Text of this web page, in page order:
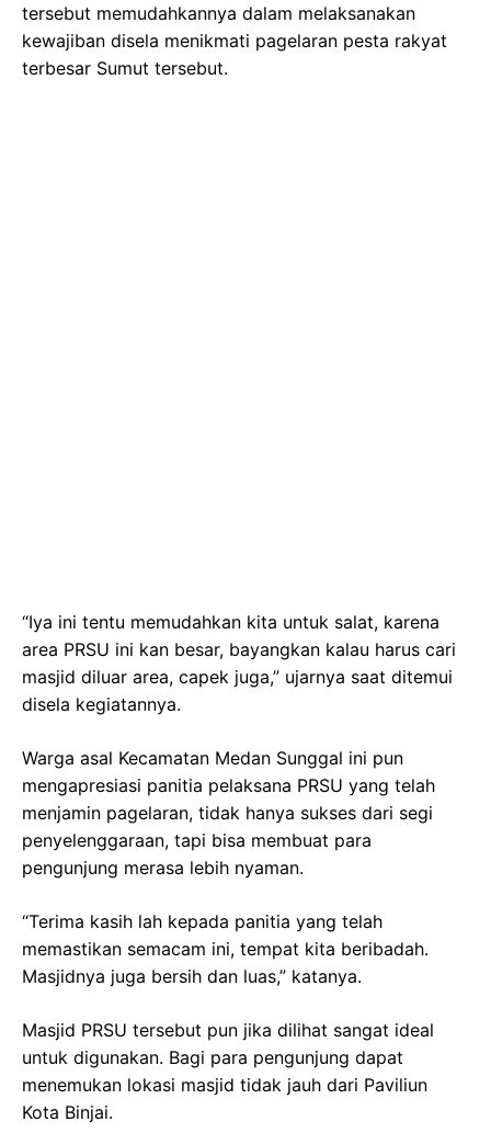
tersebut memudahkannya dalam melaksanakan
kewajiban disela menikmati pagelaran pesta rakyat
terbesar Sumut tersebut.
“Iya ini tentu memudahkan kita untuk salat, karena
area PRSU ini kan besar, bayangkan kalau harus cari
masjid diluar area, capek juga,” ujarnya saat ditemui
disela kegiatannya.
Warga asal Kecamatan Medan Sunggal ini pun
mengapresiasi panitia pelaksana PRSU yang telah
menjamin pagelaran, tidak hanya sukses dari segi
penyelenggaraan, tapi bisa membuat para
pengunjung merasa lebih nyaman.
“Terima kasih lah kepada panitia yang telah
memastikan semacam ini, tempat kita beribadah.
Masjidnya juga bersih dan luas,” katanya.
Masjid PRSU tersebut pun jika dilihat sangat ideal
untuk digunakan. Bagi para pengunjung dapat
menemukan lokasi masjid tidak jauh dari Paviliun
Kota Binjai.